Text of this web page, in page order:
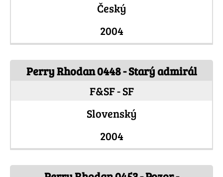
Český
2004
Perry Rhodan 0448 - Starý admirál
F&SF - SF
Slovenský
2004